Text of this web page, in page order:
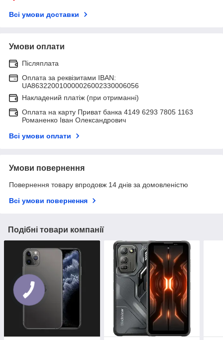
Всі умови доставки
Умови оплати
Післяплата
Оплата за реквізитами IBAN:
UA863220010000026002330006056
Накладений платіж (при отриманні)
Оплата на карту Приват банка 4149 6293 7805 1163
Романенко Іван Олександрович
Всі умови оплати
Умови повернення
Повернення товару впродовж 14 днів за домовленістю
Всі умови повернення
Подібні товари компанії